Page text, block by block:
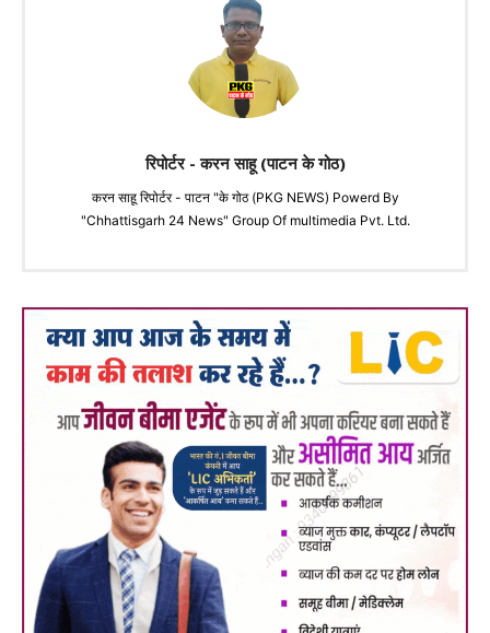
रिपोर्टर - करन साहू (पाटन के गोठ)
करन साहू रिपोर्टर - पाटन "के गोठ (PKG NEWS) Powerd By
"Chhattisgarh 24 News" Group Of multimedia Pvt. Ltd.